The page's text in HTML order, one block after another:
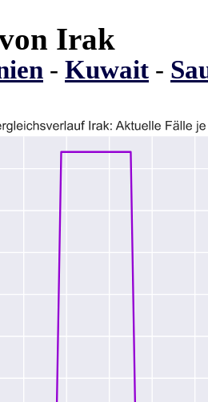
Irak
- Kuwait -